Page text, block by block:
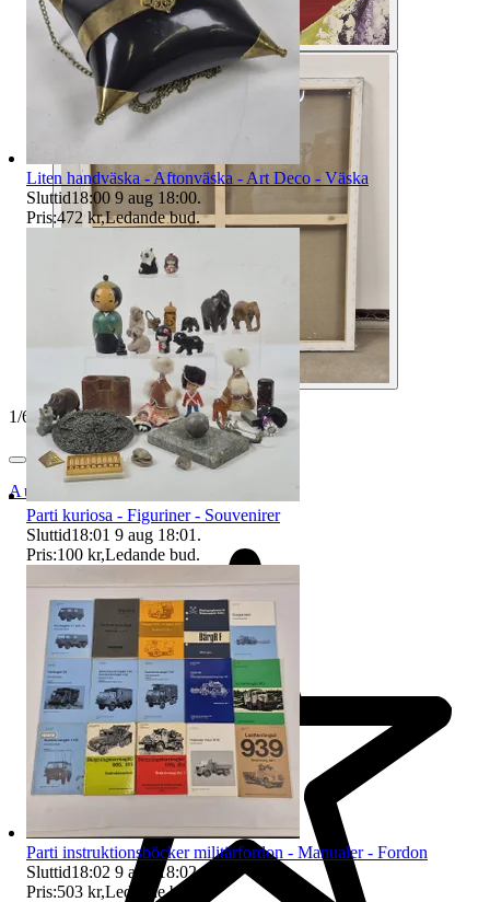
1/6
Auktionsbyra
Liten handväska - Aftonväska - Art Deco - Väska
Sluttid18:00 9 aug 18:00.
Pris:472 kr,Ledande bud.
Parti kuriosa - Figuriner - Souvenirer
Sluttid18:01 9 aug 18:01 .
Pris:100 kr,Ledande bud.
Parti instruktionsböcker militärfordon - Manualer - Fordon
Sluttid18:02 9 aug 18:02.
Pris:503 kr,Ledande bud